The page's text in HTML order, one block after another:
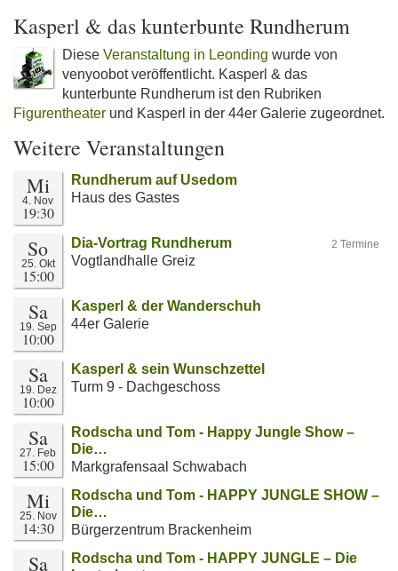
Kasperl & das kunterbunte Rundherum
Diese Veranstaltung in Leonding wurde von
venyoobot veröffentlicht. Kasperl & das
kunterbunte Rundherum ist den Rubriken
Figurentheater und Kasperl in der 44er Galerie zugeordnet.
Weitere Veranstaltungen
Mi
4. Nov
19:30
Rundherum auf Usedom
Haus des Gastes
So
25. Okt
15:00
2 Termine
Dia-Vortrag Rundherum
Vogtlandhalle Greiz
Sa
19. Sep
10:00
Kasperl & der Wanderschuh
44er Galerie
Sa
19. Dez
10:00
Kasperl & sein Wunschzettel
Turm 9 - Dachgeschoss
Sa
27. Feb
15:00
Rodscha und Tom - Happy Jungle Show –
Die…
Markgrafensaal Schwabach
Mi
25. Nov
14:30
Rodscha und Tom - HAPPY JUNGLE SHOW –
Die…
Bürgerzentrum Brackenheim
Sa
Rodscha und Tom - HAPPY JUNGLE – Die